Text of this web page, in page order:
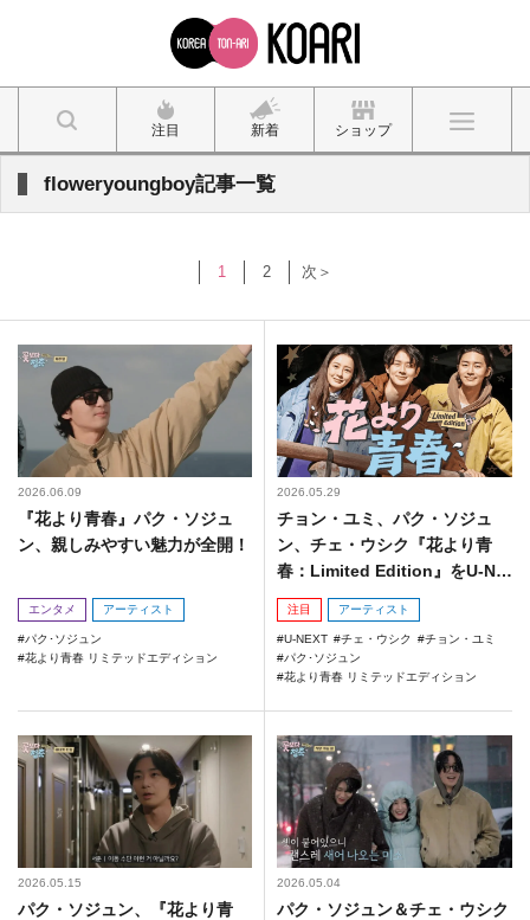
注目 新着 ショップ
floweryoungboy記事一覧
1 2 次＞
2026.06.09
『花より青春』パク・ソジュ
ン、親しみやすい魅力が全開！
エンタメ アーティスト
パク･ソジュン
花より青春 リミテッドエディション
2026.05.29
チョン・ユミ、パク・ソジュ
ン、チェ・ウシク『花より青
春：Limited Edition』をU-NE
XTで独占配信！
注目 アーティスト
U-NEXT チェ・ウシク
チョン・ユミ
パク･ソジュン
花より青春 リミテッドエディション
2026.05.15
パク・ソジュン、『花より青
2026.05.04
パク・ソジュン＆チェ・ウシク